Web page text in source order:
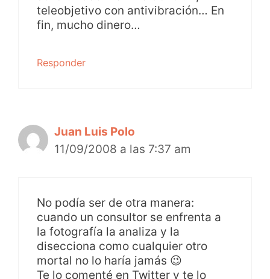
teleobjetivo con antivibración… En
fin, mucho dinero…
Responder
Juan Luis Polo
11/09/2008 a las 7:37 am
No podía ser de otra manera:
cuando un consultor se enfrenta a
la fotografía la analiza y la
disecciona como cualquier otro
mortal no lo haría jamás 😉
Te lo comenté en Twitter y te lo